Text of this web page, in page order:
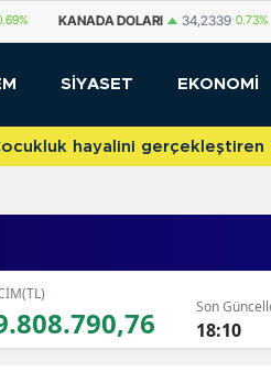
34,2339 0.73% İSVIÇRE FRANKI 59,1179
SİYASET EKONOMİ
hayalini gerçekleştiren
Son
18:10